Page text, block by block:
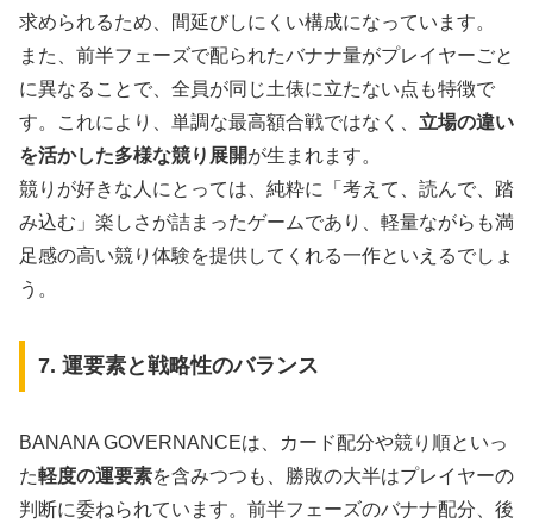
求められるため、間延びしにくい構成になっています。
また、前半フェーズで配られたバナナ量がプレイヤーごと
に異なることで、全員が同じ土俵に立たない点も特徴で
す。これにより、単調な最高額合戦ではなく、 立場の違い
を活かした多様な競り展開が生まれます。
競りが好きな人にとっては、純粋に「考えて、読んで、踏
み込む」楽しさが詰まったゲームであり、軽量ながらも満
足感の高い競り体験を提供してくれる一作といえるでしょ
う。
7. 運要素と戦略性のバランス
BANANA GOVERNANCEは、カード配分や競り順といっ
た軽度の運要素を含みつつも、勝敗の大半はプレイヤーの
判断に委ねられています。前半フェーズのバナナ配分、後